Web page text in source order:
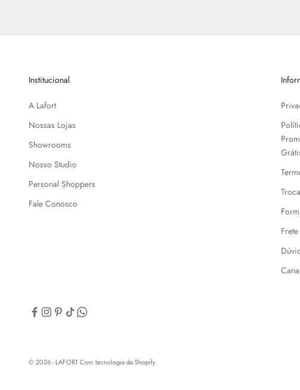
Institucional
A Lafort
Nossas Lojas
Showrooms
Nosso Studio
Personal Shoppers
Fale Conosco
© 2026 - LAFORTCom tecnologia da Shopify